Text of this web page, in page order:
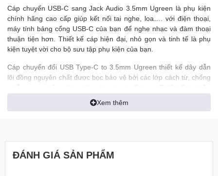
Cáp chuyển USB-C sang Jack Audio 3.5mm Ugreen là phụ kiện
chính hãng cao cấp giúp kết nối tai nghe, loa…. với điện thoại,
máy tính bảng cổng USB-C của bạn để nghe nhạc và đàm thoại
thuận tiện hơn. Thiết kế cáp hiện đại, nhỏ gọn và tinh tế là phụ
kiện tuyệt vời cho bộ sưu tập phụ kiện của bạn.
Cáp chuyển đổi USB Type-C to 3.5mm Ugreen thiết kế dây dẫn
lõi đồng nguyên chất được bọc bảo vệ bởi các lớp cách từ, chống
nhiễu mang đến trải nghiệm âm thanh tốt hơn. Thiết kế hai đầu
bọc hợp kim và dẫy dẫn bọc dù mang đến độ bền tối ưu cho thiết
Xem thêm
ĐÁNH GIÁ SẢN PHẨM